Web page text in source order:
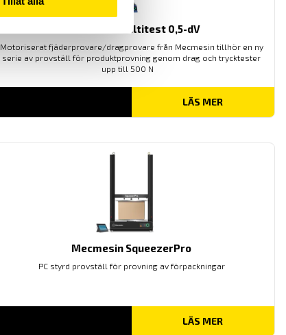
Mecmesin Multitest 0,5-dV
Motoriserat fjäderprovare/dragprovare från Mecmesin tillhör en ny
serie av provställ för produktprovning genom drag och trycktester
upp till 500 N
LÄS MER
Mecmesin SqueezerPro
PC styrd provställ för provning av förpackningar
LÄS MER